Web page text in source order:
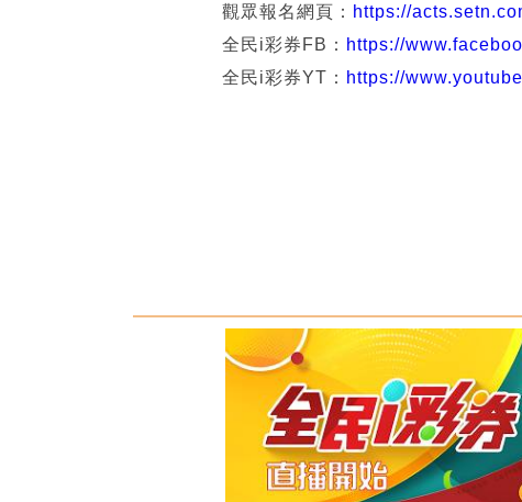
觀眾報名網頁： https://
全民i彩券FB： https://
全民i彩券YT： https://